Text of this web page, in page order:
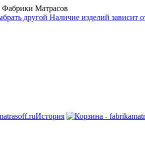
Фабрики Матрасов
другой Наличие изделий зависит
История